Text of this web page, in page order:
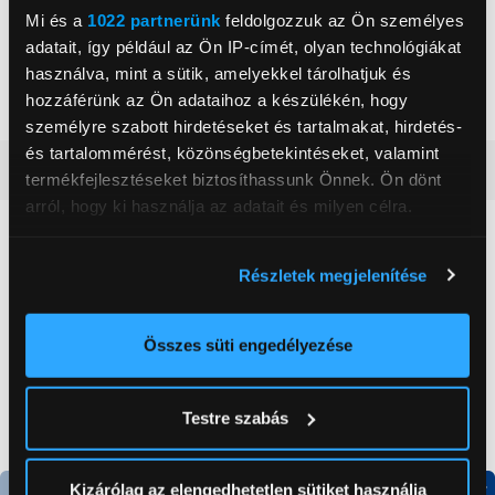
Mi és a 1022 partnerünk feldolgozzuk az Ön személyes
adatait, így például az Ön IP-címét, olyan technológiákat
használva, mint a sütik, amelyekkel tárolhatjuk és
hozzáférünk az Ön adataihoz a készülékén, hogy
személyre szabott hirdetéseket és tartalmakat, hirdetés-
és tartalommérést, közönségbetekintéseket, valamint
termékfejlesztéseket biztosíthassunk Önnek. Ön dönt
arról, hogy ki használja az adatait és milyen célra.
elhelyezkedéséről pár méteres pontossággal
Az Ön készülékén beazonosítása annak konkrét
módjairól és adja meg preferenciáit aRészletek
pontban. Bármikor módosíthatja vagy visszavonhatja a
Sütinyilatkozathoz való hozzájárulását.
Részletek megjelenítése
Összes süti engedélyezése
Testre szabás
Kizárólag az elengedhetetlen sütiket használja
Fehér
Gyermekzár
Igen
Párolási funkció
Igen
Automatikus kiolvasztás
Igen
Forgótányér átmérő
29,2 cm
Tovább olvasom
Részletes ismertető